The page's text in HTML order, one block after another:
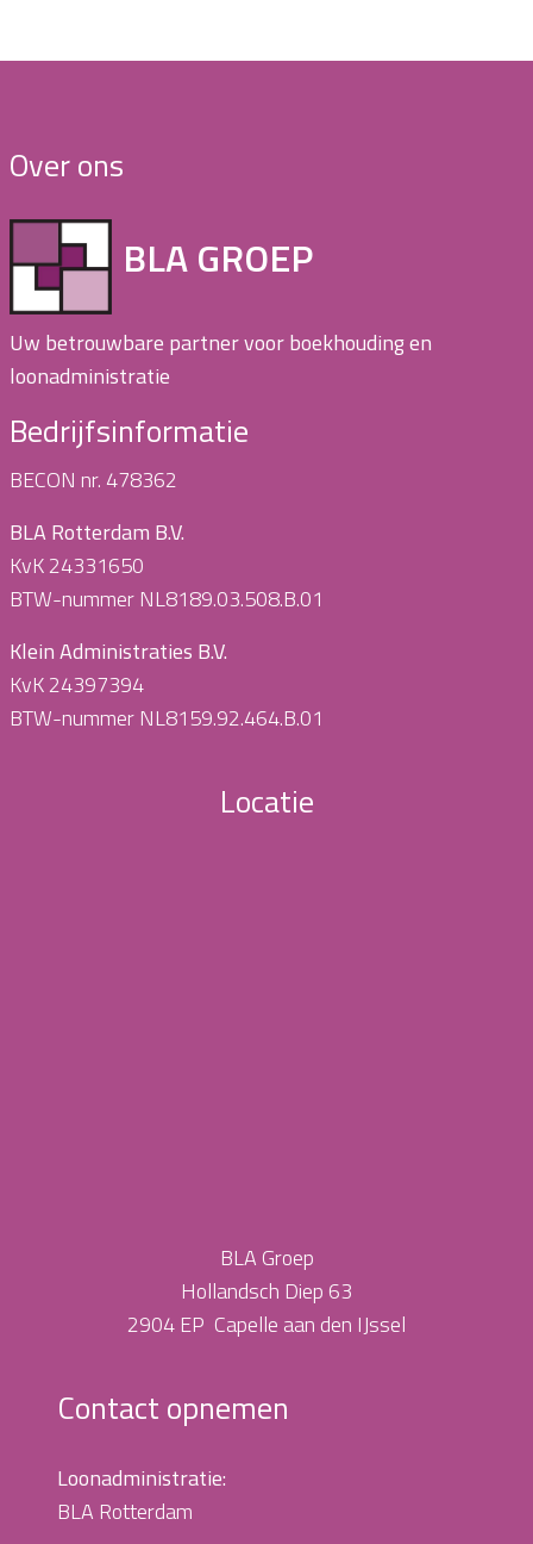
Over ons
BLA GROEP
Uw betrouwbare partner voor boekhouding en
loonadministratie
Bedrijfsinformatie
BECON nr. 478362
BLA Rotterdam B.V.
KvK 24331650
BTW-nummer NL8189.03.508.B.01
Klein Administraties B.V.
KvK 24397394
BTW-nummer NL8159.92.464.B.01
Locatie
BLA Groep
Hollandsch Diep 63
2904 EP Capelle aan den IJssel
Contact opnemen
Loonadministratie:
BLA Rotterdam